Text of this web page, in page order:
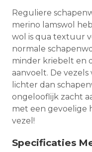
Reguliere
merino lamswol
wol is qua textuur
normale
minder kriebelt en
aanvoelt. De
lichter dan
ongelooflijk zacht
met een gevoelige
vezel!
Specificaties